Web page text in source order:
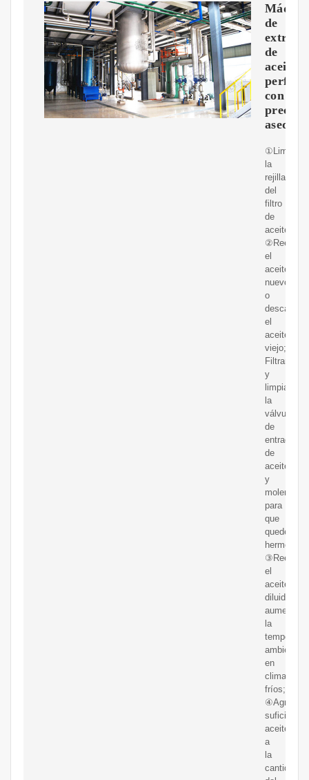
de
de
aceite
con
precio
①Limpie
la
rejilla
del
filtro
de
aceite;
el
aceite
nuevo
o
descargue
el
aceite
viejo;
Filtrar
y
limpiar
la
válvula
de
entrada
de
aceite
y
molerla
para
que
quede
hermética;
el
aceite
diluido,
aumente
la
ambiente
en
climas
fríos;
④Agregue
suficiente
aceite
a
la
cantidad